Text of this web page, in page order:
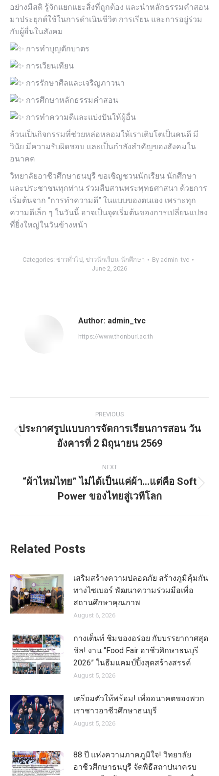
อย่างมีสติ รู้จักแยกแยะสิ่งที่ถูกต้อง และนำหลักธรรมคำสอน
มาประยุกต์ใช้ในการดำเนินชีวิต การเรียน และการอยู่ร่วม
กับผู้อื่นในสังคม
การทำบุญตักบาตร
การเวียนเทียน
การรักษาศีลและเจริญภาวนา
การศึกษาหลักธรรมคำสอน
การทำความดีและแบ่งปันให้ผู้อื่น
ล้วนเป็นกิจกรรมที่ช่วยหล่อหลอมให้เราเติบโตเป็นคนดี มี
วินัย มีความรับผิดชอบ และเป็นกำลังสำคัญของสังคมใน
อนาคต
วิทยาลัยอาชีวศึกษาธนบุรี ขอเชิญชวนนักเรียน นักศึกษา
และประชาชนทุกท่าน ร่วมสืบสานพระพุทธศาสนา ด้วยการ
เริ่มต้นจาก “การทำความดี” ในแบบของตนเอง เพราะทุก
ความดีเล็ก ๆ ในวันนี้ อาจเป็นจุดเริ่มต้นของการเปลี่ยนแปลง
ที่ยิ่งใหญ่ในวันข้างหน้า
Categories: ข่าวทั่วไป ข่าวนักเรียน-นักศึกษา By admin_tvc
June 2, 2026
Author: admin_tvc
https://www.thonburi.ac.th
PREVIOUS
ประกาศรูปแบบการจัดการเรียนการสอน วัน
อังคารที่ 2 มิถุนายน 2569
NEXT
“ผ้าไหมไทย” ไม่ได้เป็นแค่ผ้า…แต่คือ Soft
Power ของไทยสู่เวทีโลก
Related Posts
เสริมสร้างความปลอดภัย สร้างภูมิคุ้มกัน
ทางไซเบอร์ พัฒนาความร่วมมือเพื่อ
สถานศึกษาคุณภาพ
August 6, 2026
กางเต็นท์ ชิมของอร่อย กับบรรยากาศสุด
ชิล! งาน “Food Fair อาชีวศึกษาธนบุรี
2026” ในธีมแคมป์ปิ้งสุดสร้างสรรค์
August 5, 2026
เตรียมตัวให้พร้อม! เพื่ออนาคตของพวก
เราชาวอาชีวศึกษาธนบุรี
August 5, 2026
88 ปี แห่งความภาคภูมิใจ! วิทยาลัย
อาชีวศึกษาธนบุรี จัดพิธีสถาปนาครบ